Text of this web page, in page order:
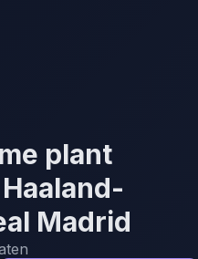
plant
Madrid